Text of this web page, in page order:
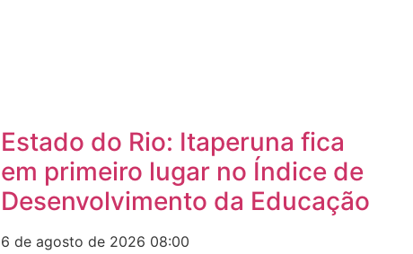
Estado do Rio: Itaperuna fica
em primeiro lugar no Índice de
Desenvolvimento da Educação
6 de agosto de 2026 08:00